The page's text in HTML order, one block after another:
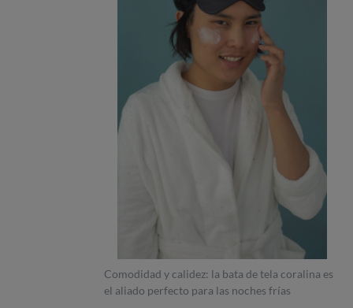
Comodidad y calidez: la bata de tela coralina es
el aliado perfecto para las noches frías